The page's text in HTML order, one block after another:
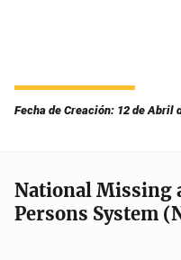
Fecha de Creación: 12 de Abril
National Missing
Persons System